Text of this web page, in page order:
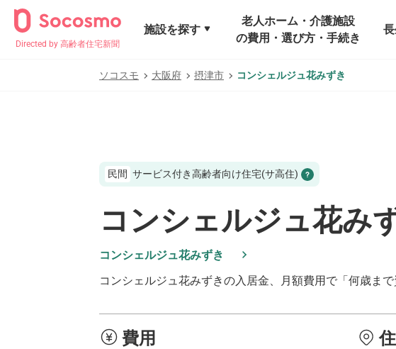
Directed by 高齢者住宅新聞
施設を探す
老人ホーム・介護施設
の費用・選び方・手続き
ソコスモ 大阪府 摂津市 コンシェルジュ花みずき
民間 サービス付き高齢者向け住宅(サ高住)
コンシェルジュ花み
コンシェルジュ花みずき
コンシェルジュ花みずきの入居金、月額費用で「何歳ま
費用